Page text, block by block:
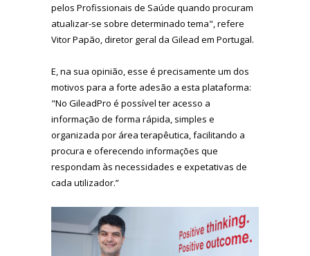
pelos Profissionais de Saúde quando procuram
atualizar-se sobre determinado tema", refere
Vitor Papão, diretor geral da Gilead em Portugal.
E, na sua opinião, esse é precisamente um dos
motivos para a forte adesão a esta plataforma:
"No GileadPro é possível ter acesso a
informação de forma rápida, simples e
organizada por área terapêutica, facilitando a
procura e oferecendo informações que
respondam às necessidades e expetativas de
cada utilizador.”